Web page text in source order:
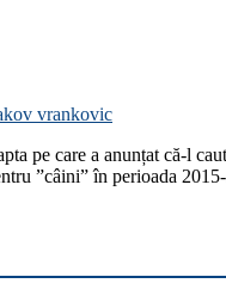
vrankovic
pe care a anunțat că-l
”câini” în perioada